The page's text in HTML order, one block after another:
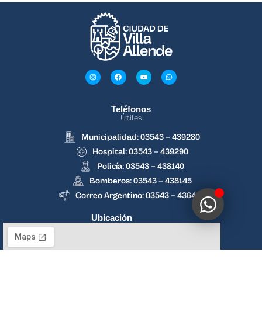
Teléfonos
Útiles
Municipalidad: 03543 – 439280
Hospital: 03543 – 439290
Policía: 03543 – 438140
Bomberos: 03543 – 438145
Correo Argentino: 03543 – 436438
Ubicación